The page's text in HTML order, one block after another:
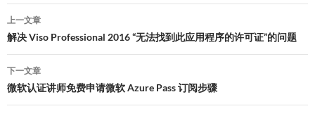
文
章
导
航
上一文章
解决 Viso Professional 2016 “无法找到此应用程序的许可证”的问题
下一文章
微软认证讲师免费申请微软 Azure Pass 订阅步骤